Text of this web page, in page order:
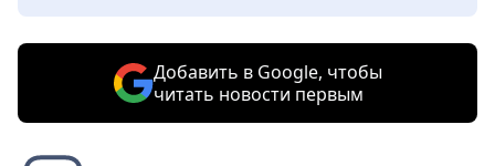
Добавить в Google, чтобы
читать новости первым